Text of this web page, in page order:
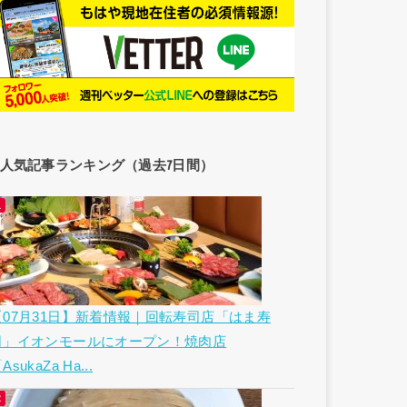
人気記事ランキング（過去7日間）
07月31日】新着情報｜回転寿司店「はま寿
」イオンモールにオープン！焼肉店
AsukaZa Ha...